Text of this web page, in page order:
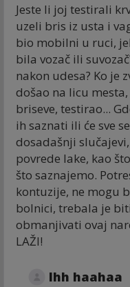
Jeste li joj testirali
uzeli bris iz usta i
bio mobilni u ruci,
bila vozač ili
nakon udesa? Ko je
došao na licu
briseve, testirao...
ih saznati ili će sve
dosadašnji
povrede lake, kao
što saznajemo.
kontuzije, ne mogu
bolnici, trebala je
obmanjivati ovaj
LAŽI!
Ihh haahaa